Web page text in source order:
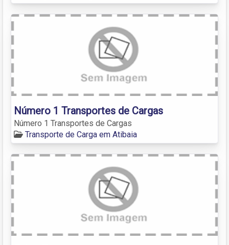
Número 1 Transportes de Cargas
Número 1 Transportes de Cargas
Transporte de Carga em Atibaia